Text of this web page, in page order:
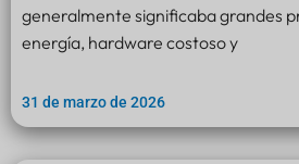
generalmente significaba grandes
energía, hardware costoso y
31 de marzo de 2026